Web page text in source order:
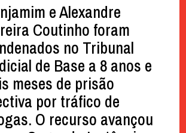
e Alexandre
Coutinho foram
no Tribunal
de Base a 8 anos e
meses de prisão
por tráfico de
O recurso avançou